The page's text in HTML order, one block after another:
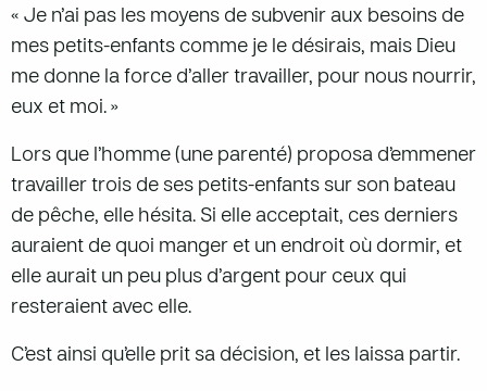
« Je n’ai pas les moyens de subvenir aux besoins de
mes petits-enfants comme je le désirais, mais Dieu
me donne la force d’aller travailler, pour nous nourrir,
eux et moi. »
Lors que l’homme (une parenté) proposa d’emmener
travailler trois de ses petits-enfants sur son bateau
de pêche, elle hésita. Si elle acceptait, ces derniers
auraient de quoi manger et un endroit où dormir, et
elle aurait un peu plus d’argent pour ceux qui
resteraient avec elle.
C’est ainsi qu’elle prit sa décision, et les laissa partir.